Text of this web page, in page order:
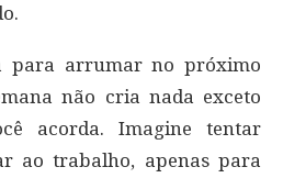
para arrumar no próximo
não cria nada exceto
acorda. Imagine tentar
ao trabalho, apenas para